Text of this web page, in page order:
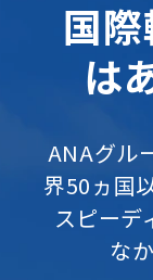
国
は
ANAグル
界50ヵ国
スピーデ
な